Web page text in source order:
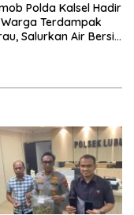
Polda Kalsel Hadir
Terdampak
Salurkan Air Bersih